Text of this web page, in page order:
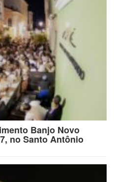
Banjo Novo
no Santo Antônio